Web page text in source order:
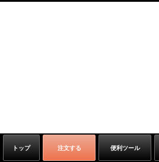
トップ 注文する 便利ツール